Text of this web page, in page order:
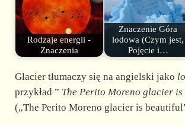
Rodzaje energii -
Znaczenia
Znaczenie Góra
lodowa (Czym jest,
Pojęcie i…
Glacier tłumaczy się na angielski jako
przykład ” The Perito Moreno glacier
(„The Perito Moreno glacier is